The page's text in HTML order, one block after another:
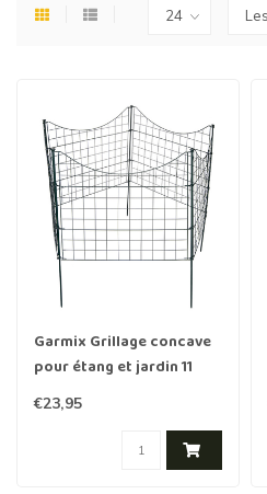
Garmix Grillage concave
pour étang et jardin 11
pièces 71x53cm 6X6cm
vert
€23,95